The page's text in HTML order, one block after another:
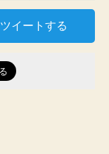
ツイートする